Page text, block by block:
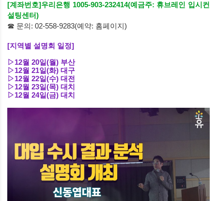
[계좌번호]우리은행 1005-903-232414(예금주: 휴브레인 입시컨
설팅센터)
☎ 문의: 02-558-9283(예약: 홈페이지)
[지역별 설명회 일정]
▷12월 20일(월) 부산
▷12월 21일(화) 대구
▷12월 22일(수) 대전
▷12월 23일(목) 대치
▷12월 24일(금) 대치